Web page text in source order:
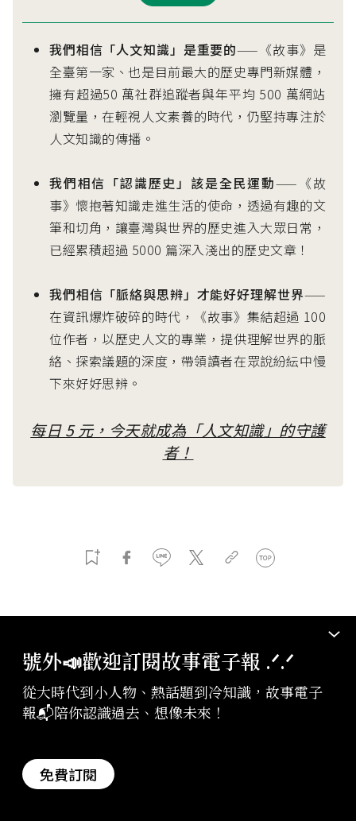
我們相信「人文知識」是重要的——《故事》是
全臺第一家、也是目前最大的歷史專門新媒體，
擁有超過50 萬社群追蹤者與年平均 500 萬網站
瀏覽量，在輕視人文素養的時代，仍堅持專注於
人文知識的傳播。
我們相信「認識歷史」該是全民運動——《故
事》懷抱著知識走進生活的使命，透過有趣的文
筆和切角，讓臺灣與世界的歷史進入大眾日常，
已經累積超過 5000 篇深入淺出的歷史文章！
我們相信「脈絡與思辨」才能好好理解世界——
在資訊爆炸破碎的時代，《故事》集結超過 100
位作者，以歷史人文的專業，提供理解世界的脈
絡、探索議題的深度，帶領讀者在眾說紛紜中慢
下來好好思辨。
每日 5 元，今天就成為「人文知識」的守護
者！
2020｜九月關鍵字：你在怕什麼
號外📣歡迎訂閱故事電子報 .ᐟ‪‪.ᐟ
從大時代到小人物、熱話題到冷知識，故事電子
報📬陪你認識過去、想像未來！
免費訂閱